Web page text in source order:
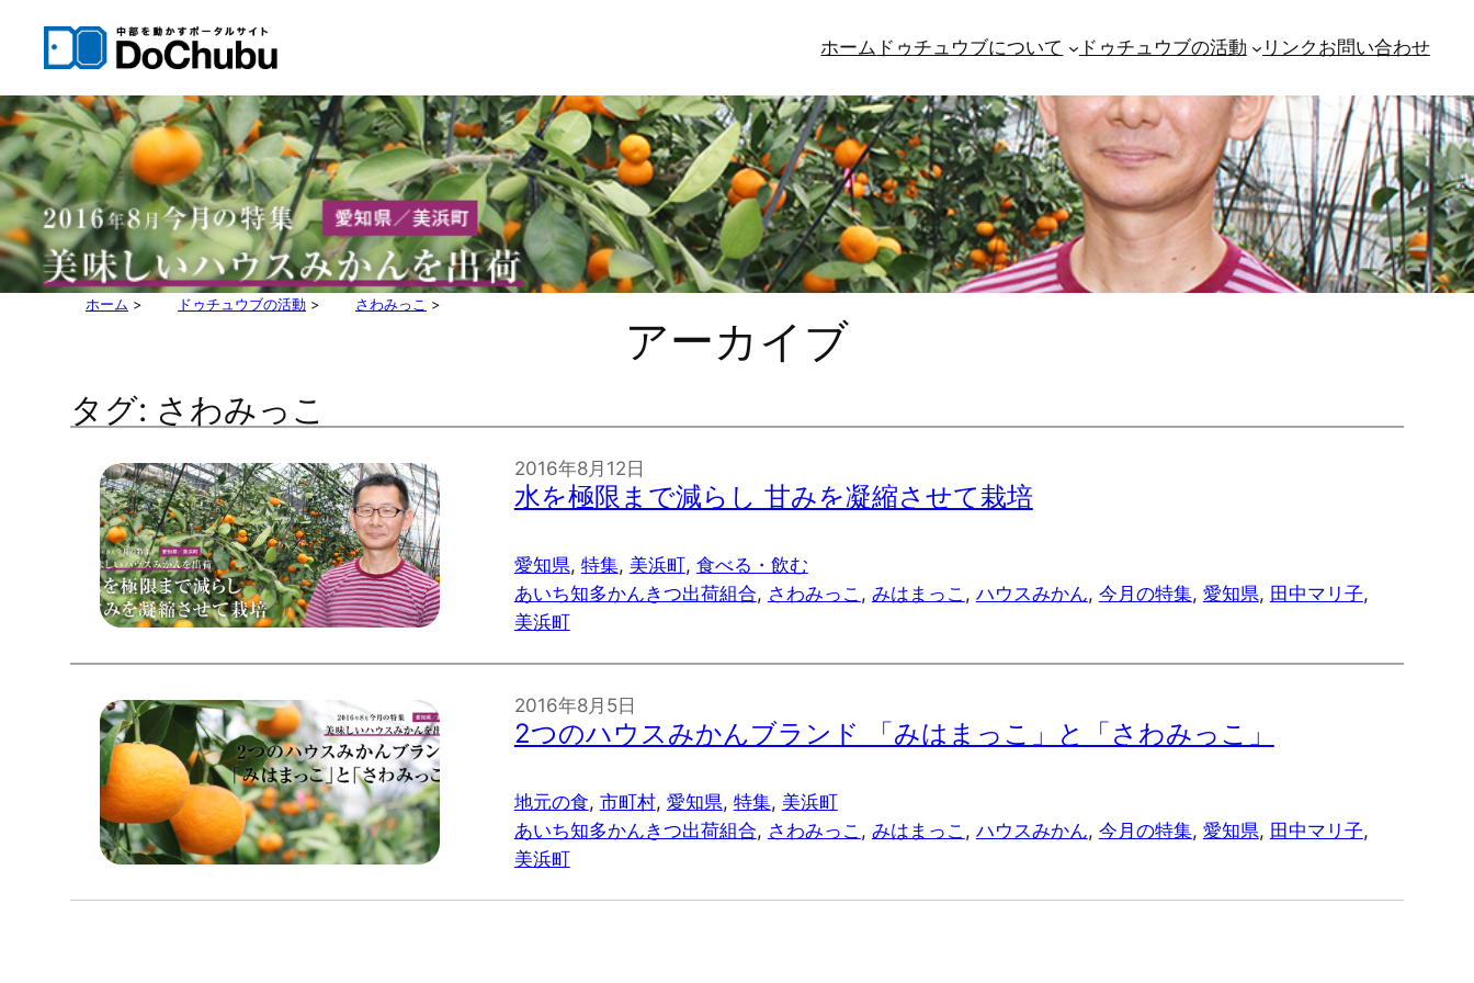
ス
キ
ッ
プ
ホーム ドゥチュウブについて ドゥチュウブの活動 リンク お問い合わせ
ホーム > ドゥチュウブの活動 > さわみっこ >
アーカイブ
タグ: さわみっこ
2016年8月12日
水を極限まで減らし 甘みを凝縮させて栽培
愛知県, 特集, 美浜町, 食べる・飲む
あいち知多かんきつ出荷組合, さわみっこ , みはまっこ , ハウスみかん, 今月の特集, 愛知県, 田中マリ子
美浜町
2016年8月5日
2つのハウスみかんブランド 「みはまっこ」と「さわみっこ」
地元の食, 市町村, 愛知県, 特集, 美浜町
あいち知多かんきつ出荷組合, さわみっこ , みはまっこ , ハウスみかん, 今月の特集, 愛知県, 田中マリ子
美浜町